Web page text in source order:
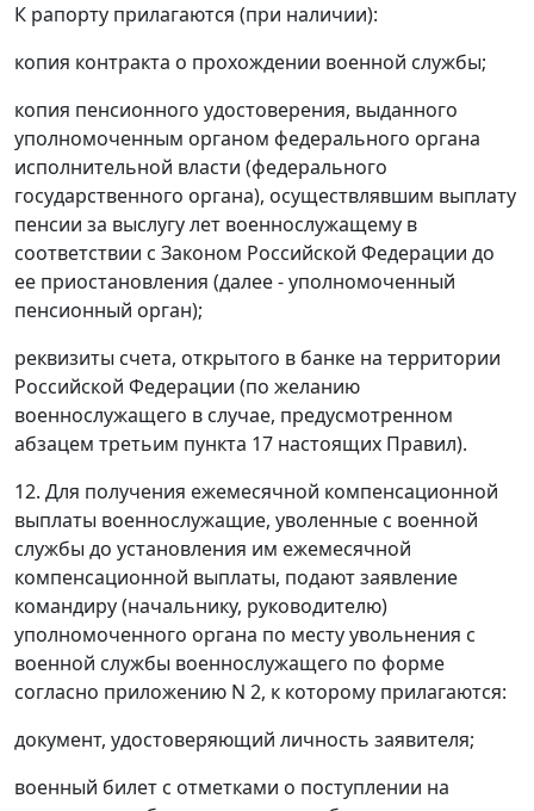
К рапорту прилагаются (при наличии):
копия контракта о прохождении военной службы;
копия пенсионного удостоверения, выданного
уполномоченным органом федерального органа
исполнительной власти (федерального
государственного органа), осуществлявшим выплату
пенсии за выслугу лет военнослужащему в
соответствии с Законом Российской Федерации до
ее приостановления (далее - уполномоченный
пенсионный орган);
реквизиты счета, открытого в банке на территории
Российской Федерации (по желанию
военнослужащего в случае, предусмотренном
абзацем третьим пункта 17 настоящих Правил).
12. Для получения ежемесячной компенсационной
выплаты военнослужащие, уволенные с военной
службы до установления им ежемесячной
компенсационной выплаты, подают заявление
командиру (начальнику, руководителю)
уполномоченного органа по месту увольнения с
военной службы военнослужащего по форме
согласно приложению N 2, к которому прилагаются:
документ, удостоверяющий личность заявителя;
военный билет с отметками о поступлении на